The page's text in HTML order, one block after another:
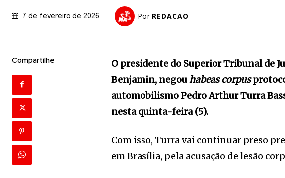
7 de fevereiro de 2026 Por REDACAO
Compartilhe
O presidente do Superior Tribunal de
Benjamin, negouhabeas corpus
automobilismo Pedro Arthur Turra
nesta quinta-feira (5).
Com isso, Turra vai continuar preso
em Brasília, pela acusação de lesão